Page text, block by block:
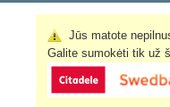
Jūs matote
Galite sumokėti tik už